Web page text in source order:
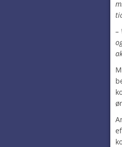
–